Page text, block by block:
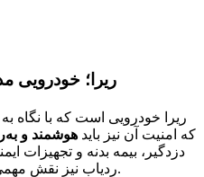
ریرا؛ خودرویی
ریرا خودرویی است که با نگاه
که امنیت آن نیز باید هوشمند و
دزدگیر، بیمه بدنه و تجهیزات
ردیاب نیز نقش مهمی در تکمیل زنجیره امنیتی آن دارد.